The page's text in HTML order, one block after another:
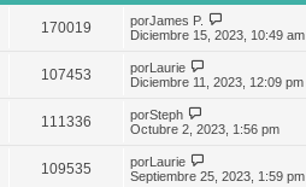
170019 porJames P.
Diciembre 15, 2023, 10:49 am
107453 porLaurie
Diciembre 11, 2023, 12:09 pm
111336 porSteph
Octubre 2, 2023, 1:56 pm
109535 porLaurie
Septiembre 25, 2023, 1:59 pm